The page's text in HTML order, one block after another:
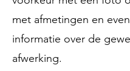
met afmetingen en
informatie over de
afwerking.